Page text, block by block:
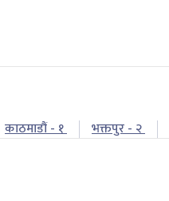
काठमाडौं - १ भक्तपुर - २